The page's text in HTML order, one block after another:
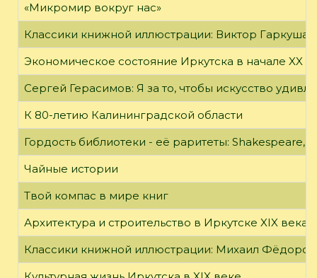
«Микромир вокруг нас»
Классики книжной иллюстрации: Виктор Гаркуша
Экономическое состояние Иркутска в начале XX
Сергей Герасимов: Я за то, чтобы искусство
К 80-летию Калининградской области
Гордость библиотеки - её раритеты: Shakespeare,
Чайные истории
Твой компас в мире книг
Архитектура и строительство в Иркутске XIX века
Классики книжной иллюстрации: Михаил Фёдоров